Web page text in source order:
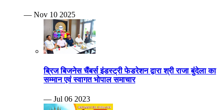
— Nov 10 2025
ब्रिज बिजनेस चैंबर्स इंडस्ट्री फेडरेशन द्वारा श्री राजा बुंदेला का
सम्मान एवं स्वागत भोपाल समाचार
— Jul 06 2023